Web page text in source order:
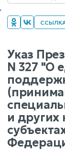
Указ
N 327 "О
и других